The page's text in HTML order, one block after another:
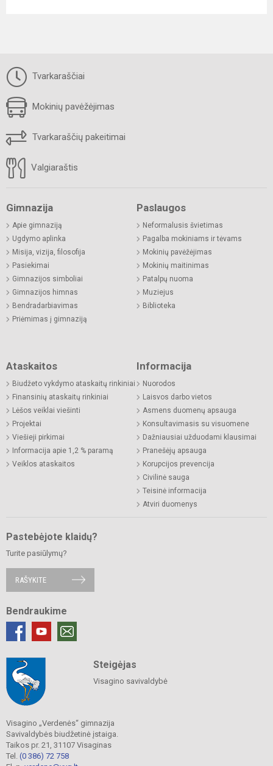
Tvarkaraščiai
Mokinių pavėžėjimas
Tvarkaraščių pakeitimai
Valgiaraštis
Gimnazija
Apie gimnaziją
Ugdymo aplinka
Misija, vizija, filosofija
Pasiekimai
Gimnazijos simboliai
Gimnazijos himnas
Bendradarbiavimas
Priėmimas į gimnaziją
Paslaugos
Neformalusis švietimas
Pagalba mokiniams ir tėvams
Mokinių pavėžėjimas
Mokinių maitinimas
Patalpų nuoma
Muziejus
Biblioteka
Ataskaitos
Biudžeto vykdymo ataskaitų rinkiniai
Finansinių ataskaitų rinkiniai
Lėšos veiklai viešinti
Projektai
Viešieji pirkimai
Informacija apie 1,2 % paramą
Veiklos ataskaitos
Informacija
Nuorodos
Laisvos darbo vietos
Asmens duomenų apsauga
Konsultavimasis su visuomene
Dažniausiai užduodami klausimai
Pranešėjų apsauga
Korupcijos prevencija
Civilinė sauga
Teisinė informacija
Atviri duomenys
Pastebėjote klaidų?
Turite pasiūlymų?
RAŠYKITE
Bendraukime
Steigėjas
Visagino savivaldybė
Visagino „Verdenės“ gimnazija
Savivaldybės biudžetinė įstaiga.
Taikos pr. 21, 31107 Visaginas
Tel. (0 386) 72 758